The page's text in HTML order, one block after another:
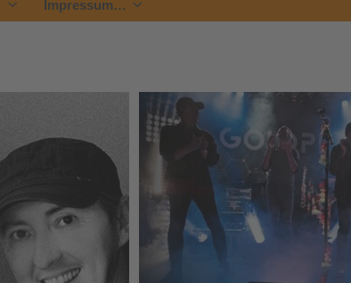
Impressum…